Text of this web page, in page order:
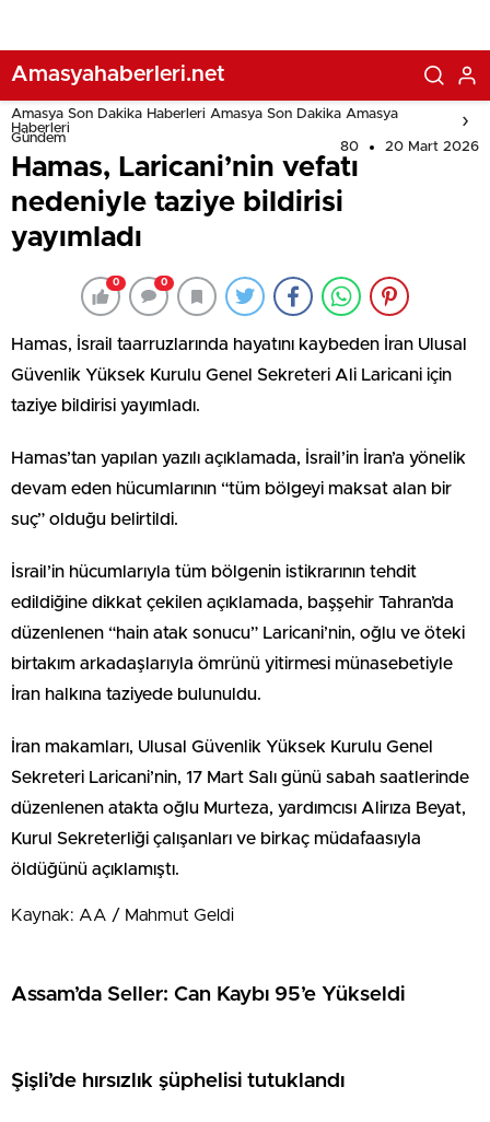
Amasyahaberleri.net
Amasya Son Dakika Haberleri Amasya Son Dakika Amasya
Haberleri
Gündem
80 20 Mart 2026
Hamas, Laricani’nin vefatı
nedeniyle taziye bildirisi
yayımladı
0 0
Hamas, İsrail taarruzlarında hayatını kaybeden İran Ulusal
Güvenlik Yüksek Kurulu Genel Sekreteri Ali Laricani için
taziye bildirisi yayımladı.
Hamas’tan yapılan yazılı açıklamada, İsrail’in İran’a yönelik
devam eden hücumlarının “tüm bölgeyi maksat alan bir
suç” olduğu belirtildi.
İsrail’in hücumlarıyla tüm bölgenin istikrarının tehdit
edildiğine dikkat çekilen açıklamada, başşehir Tahran’da
düzenlenen “hain atak sonucu” Laricani’nin, oğlu ve öteki
birtakım arkadaşlarıyla ömrünü yitirmesi münasebetiyle
İran halkına taziyede bulunuldu.
İran makamları, Ulusal Güvenlik Yüksek Kurulu Genel
Sekreteri Laricani’nin, 17 Mart Salı günü sabah saatlerinde
düzenlenen atakta oğlu Murteza, yardımcısı Alirıza Beyat,
Kurul Sekreterliği çalışanları ve birkaç müdafaasıyla
öldüğünü açıklamıştı.
Kaynak: AA / Mahmut Geldi
Assam’da Seller: Can Kaybı 95’e Yükseldi
Şişli’de hırsızlık şüphelisi tutuklandı